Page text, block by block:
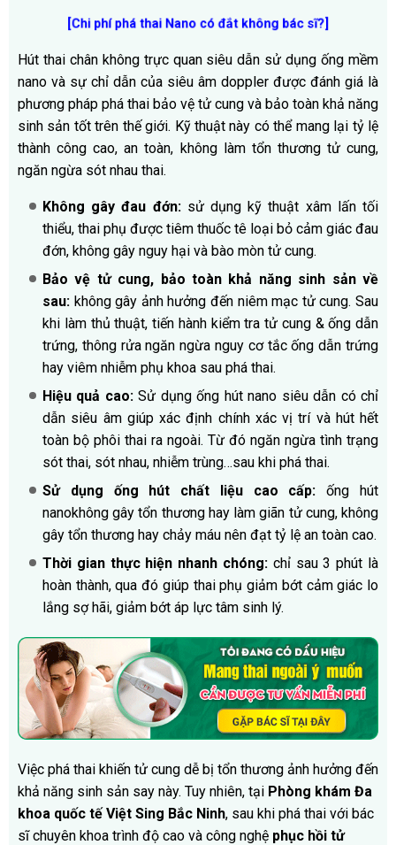
[Chi phí phá thai Nano có đắt không bác sĩ?]
Hút thai chân không trực quan siêu dẫn sử dụng ống mềm
nano và sự chỉ dẫn của siêu âm doppler được đánh giá là
phương pháp phá thai bảo vệ tử cung và bảo toàn khả năng
sinh sản tốt trên thế giới. Kỹ thuật này có thể mang lại tỷ lệ
thành công cao, an toàn, không làm tổn thương tử cung,
ngăn ngừa sót nhau thai.
Không gây đau đớn:sử dụng kỹ thuật xâm lấn tối
thiểu, thai phụ được tiêm thuốc tê loại bỏ cảm giác đau
đớn, không gây nguy hại và bào mòn tử cung.
Bảo vệ tử cung, bảo toàn khả năng sinh sản về
sau: không gây ảnh hưởng đến niêm mạc tử cung. Sau
khi làm thủ thuật, tiến hành kiểm tra tử cung & ống dẫn
trứng, thông rửa ngăn ngừa nguy cơ tắc ống dẫn trứng
hay viêm nhiễm phụ khoa sau phá thai.
Hiệu quả cao:Sử dụng ống hút nano siêu dẫn có chỉ
dẫn siêu âm giúp xác định chính xác vị trí và hút hết
toàn bộ phôi thai ra ngoài. Từ đó ngăn ngừa tình trạng
sót thai, sót nhau, nhiễm trùng…sau khi phá thai.
Sử dụng ống hút chất liệu cao cấp: ống hút
nanokhông gây tổn thương hay làm giãn tử cung, không
gây tổn thương hay chảy máu nên đạt tỷ lệ an toàn cao.
Thời gian thực hiện nhanh chóng: chỉ sau 3 phút là
hoàn thành, qua đó giúp thai phụ giảm bớt cảm giác lo
lắng sợ hãi, giảm bớt áp lực tâm sinh lý.
Việc phá thai khiến tử cung dễ bị tổn thương ảnh hưởng đến
khả năng sinh sản say này. Tuy nhiên, tại Phòng khám Đa
khoa quốc tế Việt Sing Bắc Ninh, sau khi phá thai với bác
sĩ chuyên khoa trình độ cao và công nghệ phục hồi tử